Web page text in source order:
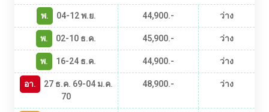
พ. 04-12 พ.ย. 44,900.-
ว่าง
พ.
02-10 ธ.ค. 45,900.-
ว่าง
พ.
16-24 ธ.ค. 44,900.-
ว่าง
อา.
27 ธ.ค. 69-04 ม.ค.
70
48,900.- ว่าง